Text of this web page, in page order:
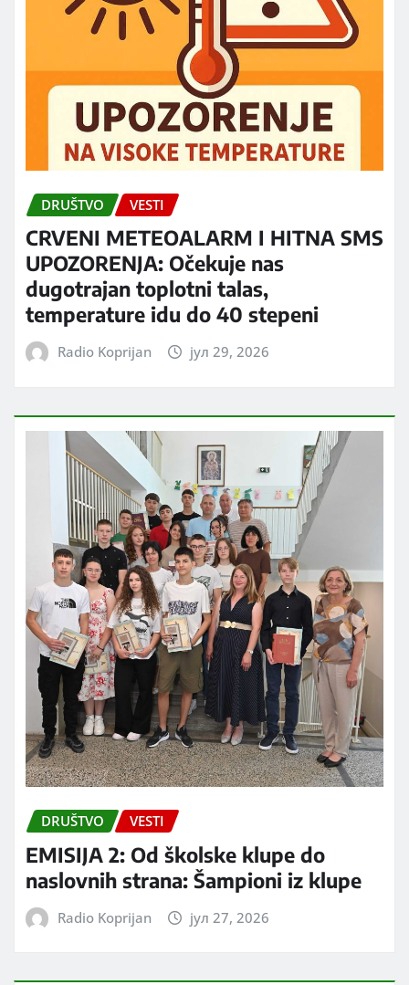
DRUŠTVO VESTI
CRVENI METEOALARM I HITNA SMS
UPOZORENJA: Očekuje nas
dugotrajan toplotni talas,
temperature idu do 40 stepeni
Radio Koprijan јул 29, 2026
DRUŠTVO VESTI
EMISIJA 2: Od školske klupe do
naslovnih strana: Šampioni iz klupe
Radio Koprijan јул 27, 2026